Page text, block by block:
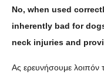
No, when used
inherently bad for
neck injuries and
Ας ερευνήσουμε λοιπόν